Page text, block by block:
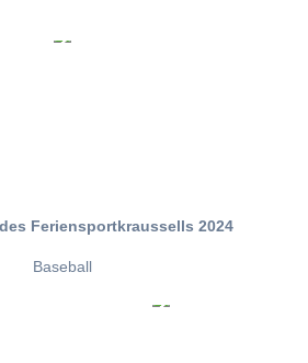
Feriensportkraussells 2024
Baseball